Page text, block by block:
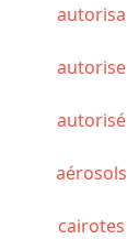
autorisa
autorise
autorisé
aérosols
cairotes